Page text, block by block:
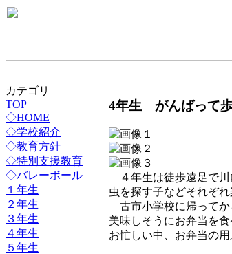
カテゴリ
TOP
◇HOME
◇学校紹介
◇教育方針
◇特別支援教育
◇バレーボール
１年生
２年生
３年生
４年生
５年生
4年生 がんばって
４年生は徒歩遠足で川
虫を探す子などそれぞ
古市小学校に帰ってか
美味しそうにお弁当を食
お忙しい中、お弁当の